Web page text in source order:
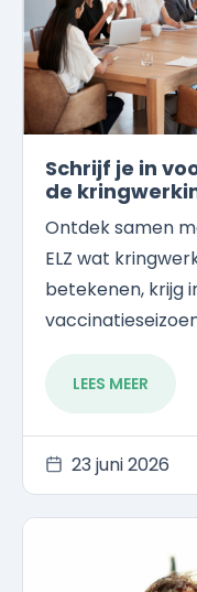
Schrijf je in
de
Ontdek samen
ELZ wat
betekenen, krijg
LEES MEER
23 juni 2026